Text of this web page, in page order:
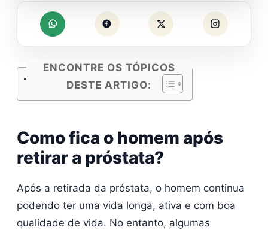
ENCONTRE OS TÓPICOS
DESTE ARTIGO:
Tópicos do Conteúdo
Como fica o homem após
retirar a próstata?
Após a retirada da próstata, o homem continua
podendo ter uma vida longa, ativa e com boa
qualidade de vida. No entanto, algumas